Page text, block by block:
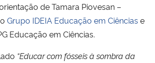
Institucionalde Tamara Piovesan –
Grupo IDEIA Educação em Ciências e
Educação em Ciências.
“Educar com fósseis à sombra da